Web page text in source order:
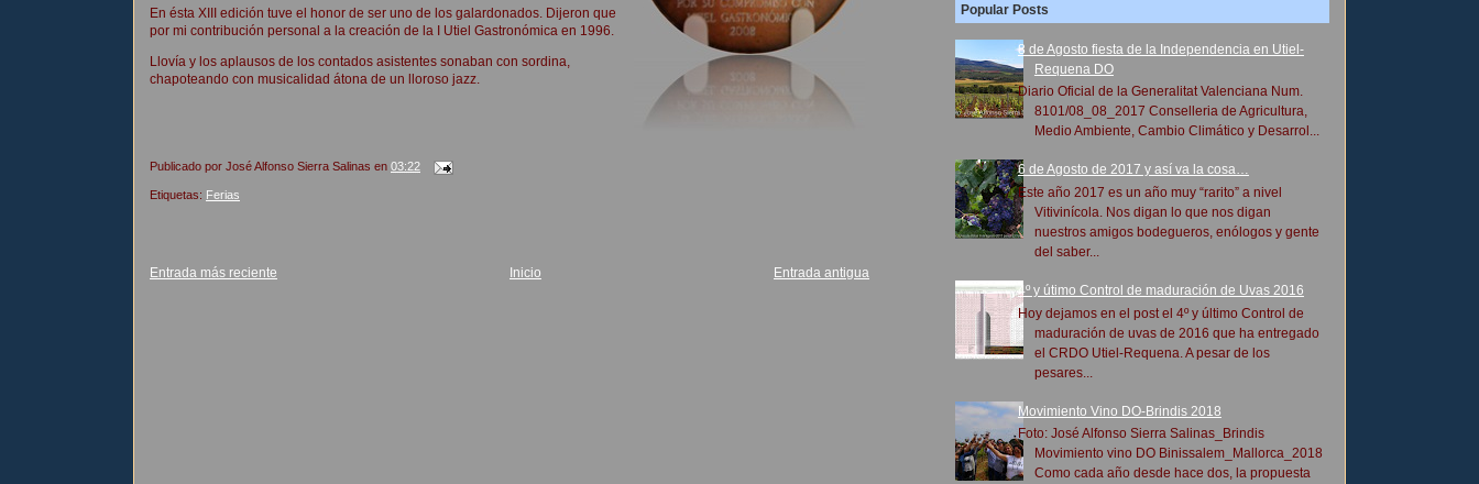
En ésta XIII edición tuve el honor de ser uno de los galardonados. Dijeron que
por mi contribución personal a la creación de la I Utiel Gastronómica en 1996.
Llovía y los aplausos de los contados asistentes sonaban con sordina,
chapoteando con musicalidad átona de un lloroso jazz.
Publicado por José Alfonso Sierra Salinas en 03:22
Etiquetas: Ferias
Entrada más reciente Entrada antigua
Inicio
Popular Posts
8 de Agosto fiesta de la Independencia en Utiel-
Requena DO
Diario Oficial de la Generalitat Valenciana Num.
8101/08_08_2017 Conselleria de Agricultura,
Medio Ambiente, Cambio Climático y Desarrol...
6 de Agosto de 2017 y así va la cosa…
Este año 2017 es un año muy “rarito” a nivel
Vitivinícola. Nos digan lo que nos digan
nuestros amigos bodegueros, enólogos y gente
del saber...
4º y útimo Control de maduración de Uvas 2016
Hoy dejamos en el post el 4º y último Control de
maduración de uvas de 2016 que ha entregado
el CRDO Utiel-Requena. A pesar de los
pesares...
Movimiento Vino DO-Brindis 2018
Foto: José Alfonso Sierra Salinas_Brindis
Movimiento vino DO Binissalem_Mallorca_2018
Como cada año desde hace dos, la propuesta